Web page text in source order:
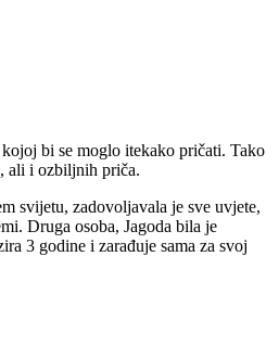
bi se moglo itekako pričati. Tako
ali i ozbiljnih priča.
svijetu, zadovoljavala je sve uvjete,
Druga osoba, Jagoda bila je
3 godine i zarađuje sama za svoj